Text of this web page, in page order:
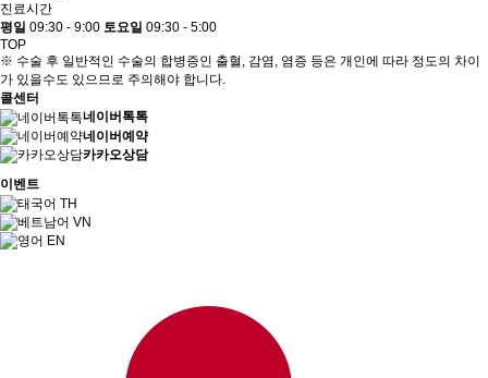
진료시간
평일 09:30 - 9:00 토요일 09:30 - 5:00
TOP
※ 수술 후 일반적인 수술의 합병증인 출혈, 감염, 염증 등은 개인에 따라 정도의 차이
가 있을수도 있으므로 주의해야 합니다.
콜센터
네이버톡톡
네이버예약
카카오상담
이벤트
TH
VN
EN